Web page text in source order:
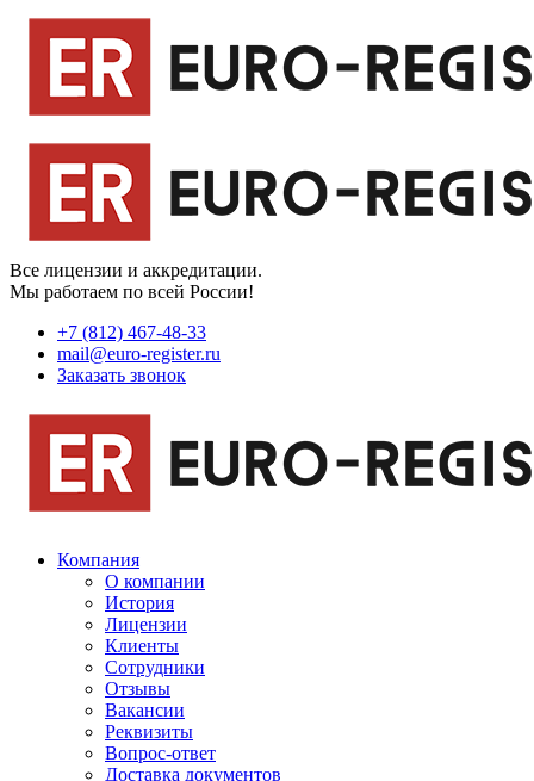
Все лицензии и аккредитации.
Мы работаем по всей России!
+7 (812) 467-48-33
mail@euro-register.ru
Заказать звонок
Компания
О компании
История
Лицензии
Клиенты
Сотрудники
Отзывы
Вакансии
Реквизиты
Вопрос-ответ
Доставка документов